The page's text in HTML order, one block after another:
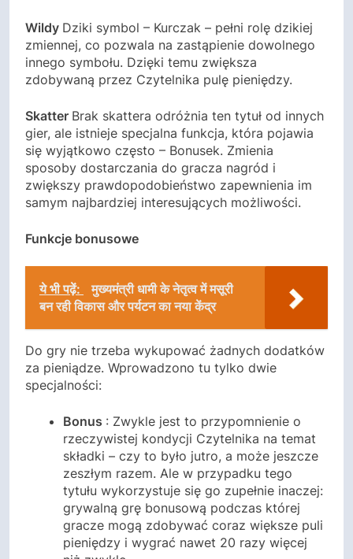
Wildy Dziki symbol – Kurczak – pełni rolę dzikiej
zmiennej, co pozwala na zastąpienie dowolnego
innego symbołu. Dzięki temu zwiększa
zdobywaną przez Czytelnika pulę pieniędzy.
Skatter Brak skattera odróżnia ten tytuł od innych
gier, ale istnieje specjalna funkcja, która pojawia
się wyjątkowo często – Bonusek. Zmienia
sposoby dostarczania do gracza nagród i
zwiększy prawdopodobieństwo zapewnienia im
samym najbardziej interesujących możliwości.
Funkcje bonusowe
ये भी पढ़ें:
मुख्यमंत्री धामी के नेतृत्व में मसूरी
बन रही विकास और पर्यटन का नया केंद्र
Do gry nie trzeba wykupować żadnych dodatków
za pieniądze. Wprowadzono tu tylko dwie
specjalności:
Bonus : Zwykle jest to przypomnienie o
rzeczywistej kondycji Czytelnika na temat
składki – czy to było jutro, a może jeszcze
zeszłym razem. Ale w przypadku tego
tytułu wykorzystuje się go zupełnie inaczej:
grywalną grę bonusową podczas której
gracze mogą zdobywać coraz większe puli
pieniędzy i wygrać nawet 20 razy więcej